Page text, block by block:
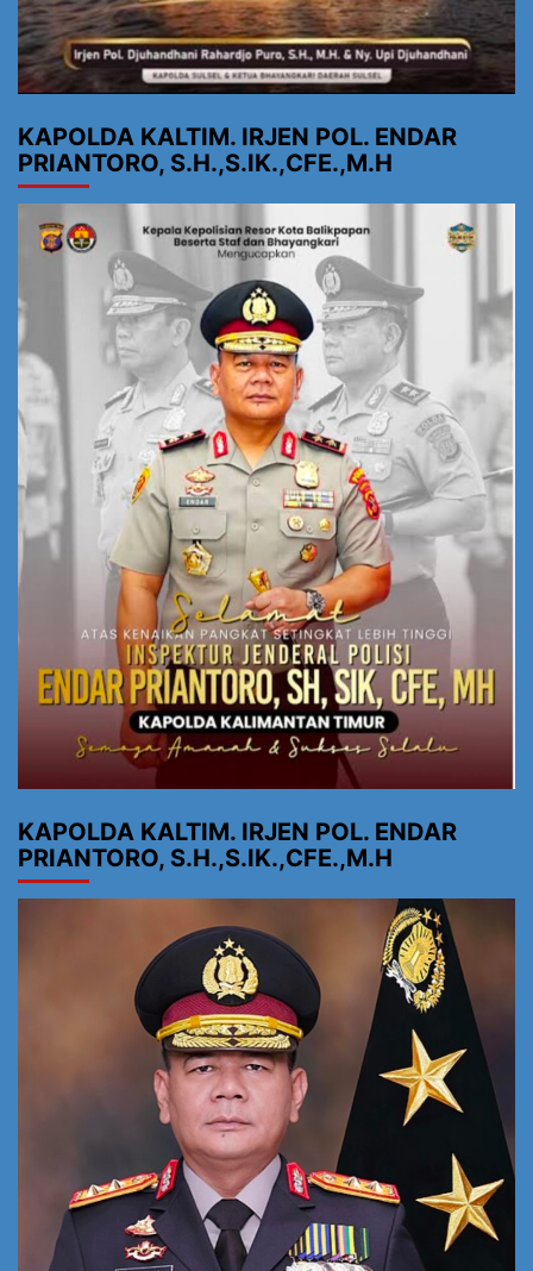
KAPOLDA KALTIM. IRJEN POL. ENDAR
PRIANTORO, S.H.,S.IK.,CFE.,M.H
KAPOLDA KALTIM. IRJEN POL. ENDAR
PRIANTORO, S.H.,S.IK.,CFE.,M.H